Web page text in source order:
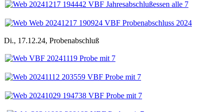
Di., 17.12.24, Probenabschluß